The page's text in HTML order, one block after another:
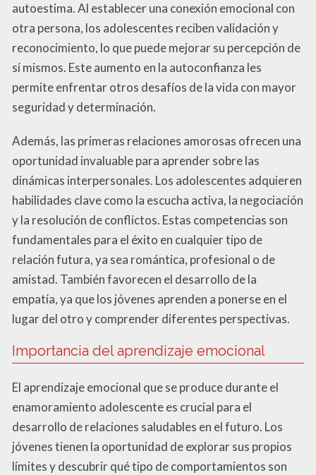
autoestima. Al establecer una conexión emocional con
otra persona, los adolescentes reciben validación y
reconocimiento, lo que puede mejorar su percepción de
sí mismos. Este aumento en la autoconfianza les
permite enfrentar otros desafíos de la vida con mayor
seguridad y determinación.
Además, las primeras relaciones amorosas ofrecen una
oportunidad invaluable para aprender sobre las
dinámicas interpersonales. Los adolescentes adquieren
habilidades clave como la escucha activa, la negociación
y la resolución de conflictos. Estas competencias son
fundamentales para el éxito en cualquier tipo de
relación futura, ya sea romántica, profesional o de
amistad. También favorecen el desarrollo de la
empatía, ya que los jóvenes aprenden a ponerse en el
lugar del otro y comprender diferentes perspectivas.
Importancia del aprendizaje emocional
El aprendizaje emocional que se produce durante el
enamoramiento adolescente es crucial para el
desarrollo de relaciones saludables en el futuro. Los
jóvenes tienen la oportunidad de explorar sus propios
límites y descubrir qué tipo de comportamientos son